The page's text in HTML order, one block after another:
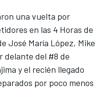
una vuelta por
en las 4 Horas de
José María López, Mike
delante del #8 de
y el recién llegado
por poco menos